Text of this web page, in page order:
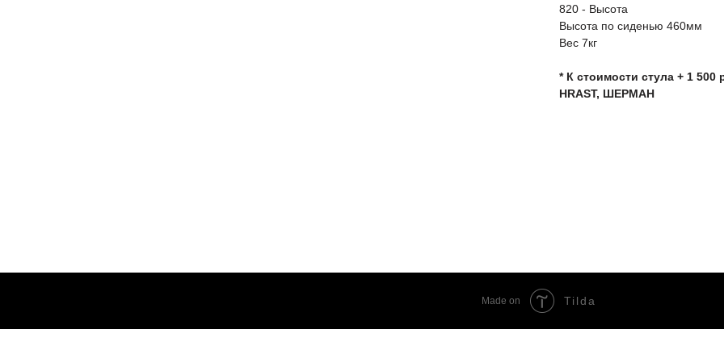
820 - Высота
Высота по сиденью 460мм
Вес 7кг
* К стоимости стула + 1 500
HRAST, ШЕРМАН
Made on Tilda